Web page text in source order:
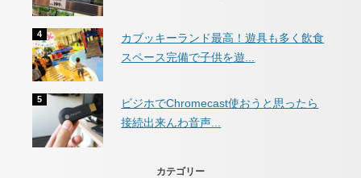
カブッキーランド最高！遊具も多く飲食
スペース完備で子供を遊...
ビジホでChromecast使おうと思ったら
接続出来んわ音声...
カテゴリー